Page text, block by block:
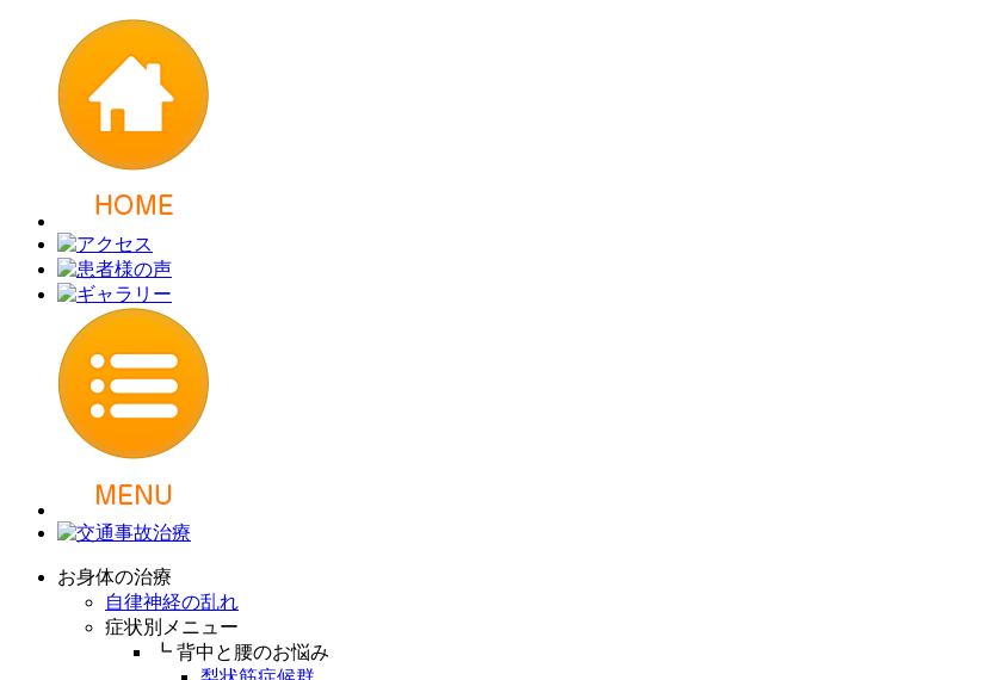
お身体の治療
自律神経の乱れ
症状別メニュー
┗ 背中と腰のお悩み